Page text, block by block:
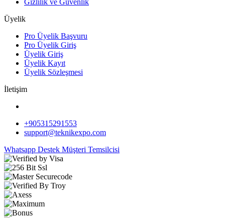
Üyelik
Pro Üyelik Başvuru
Pro Üyelik Giriş
Üyelik Giriş
Üyelik Kayıt
Üyelik Sözleşmesi
İletişim
+905315291553
support@teknikexpo.com
Whatsapp Destek Müşteri Temsilcisi